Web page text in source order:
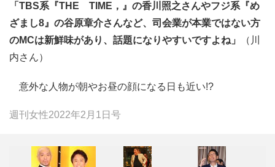
「TBS系『THE TIME，』の香川照之さんやフジ系『め
ざまし8』の谷原章介さんなど、司会業が本業ではない方
のMCは新鮮味があり、話題になりやすいですよね」
（川
内さん）
意外な人物が朝やお昼の顔になる日も近い!?
週刊女性2022年2月1日号